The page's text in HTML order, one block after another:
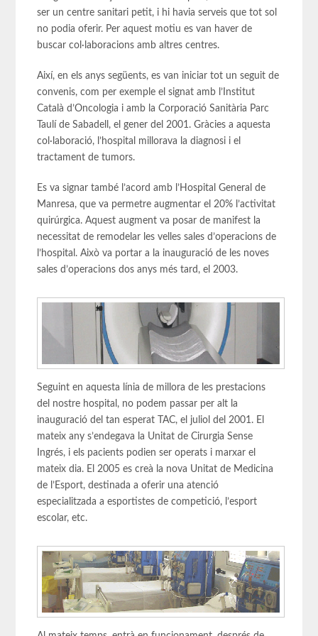
ser un centre sanitari petit, i hi havia serveis que tot sol
no podia oferir. Per aquest motiu es van haver de
buscar col·laboracions amb altres centres.
Així, en els anys següents, es van iniciar tot un seguit de
convenis, com per exemple el signat amb l’Institut
Català d’Oncologia i amb la Corporació Sanitària Parc
Taulí de Sabadell, el gener del 2001. Gràcies a aquesta
col·laboració, l’hospital millorava la diagnosi i el
tractament de tumors.
Es va signar també l’acord amb l’Hospital General de
Manresa, que va permetre augmentar el 20% l’activitat
quirúrgica. Aquest augment va posar de manifest la
necessitat de remodelar les velles sales d’operacions de
l’hospital. Això va portar a la inauguració de les noves
sales d’operacions dos anys més tard, el 2003.
Seguint en aquesta línia de millora de les prestacions
del nostre hospital, no podem passar per alt la
inauguració del tan esperat TAC, el juliol del 2001. El
mateix any s’endegava la Unitat de Cirurgia Sense
Ingrés, i els pacients podien ser operats i marxar el
mateix dia. El 2005 es creà la nova Unitat de Medicina
de l’Esport, destinada a oferir una atenció
especialitzada a esportistes de competició, l’esport
escolar, etc.